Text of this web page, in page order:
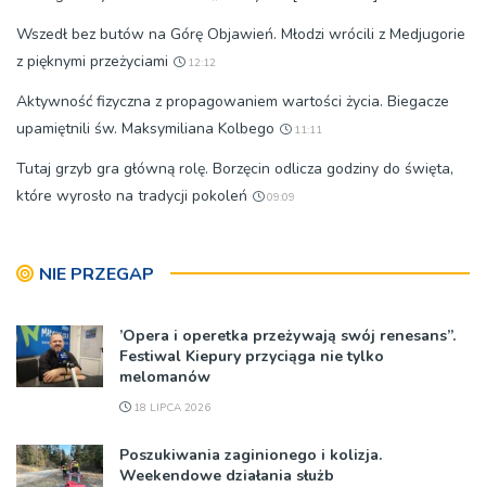
Wszedł bez butów na Górę Objawień. Młodzi wrócili z Medjugorie
z pięknymi przeżyciami
12:12
Aktywność fizyczna z propagowaniem wartości życia. Biegacze
upamiętnili św. Maksymiliana Kolbego
11:11
Tutaj grzyb gra główną rolę. Borzęcin odlicza godziny do święta,
które wyrosło na tradycji pokoleń
09:09
NIE PRZEGAP
’Opera i operetka przeżywają swój renesans”.
Festiwal Kiepury przyciąga nie tylko
melomanów
18 LIPCA 2026
Poszukiwania zaginionego i kolizja.
Weekendowe działania służb